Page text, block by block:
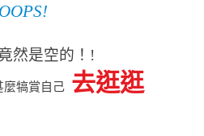
OOPS!
然是空的！!
麼犒賞自己 去逛逛